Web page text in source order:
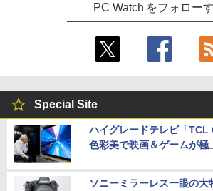
PC Watch をフォロー
Special Site
ハイグレードテレビ「TCL
色彩美で映画＆ゲームが極
ソニーミラーレス一眼の